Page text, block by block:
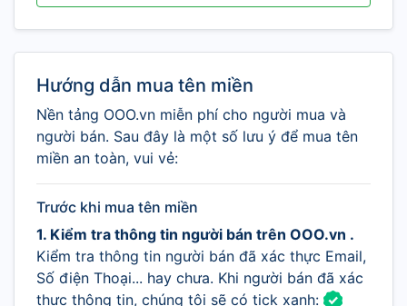
Hướng dẫn mua tên miền
Nền tảng OOO.vn miễn phí cho người mua và
người bán. Sau đây là một số lưu ý để mua tên
miền an toàn, vui vẻ:
Trước khi mua tên miền
1. Kiểm tra thông tin người bán trên OOO.vn .
Kiểm tra thông tin người bán đã xác thực Email,
Số điện Thoại... hay chưa. Khi người bán đã xác
thực thông tin, chúng tôi sẽ có tick xanh: